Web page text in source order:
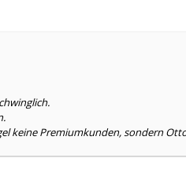
keine Premiumkunden, sondern